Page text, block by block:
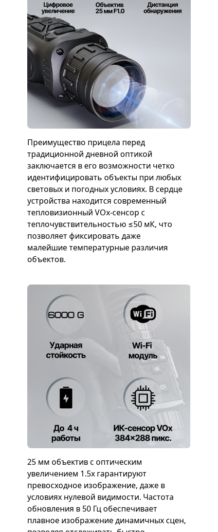
Преимущество прицела перед
традиционной дневной оптикой
заключается в его возможности четко
идентифицировать объекты при любых
световых и погодных условиях. В сердце
устройства находится современный
тепловизионный VOx-сенсор с
теплочувствительностью ≤50 мК, что
позволяет фиксировать даже
малейшие температурные различия
объектов.
25 мм объектив с оптическим
увеличением 1.5x гарантируют
превосходное изображение, даже в
условиях нулевой видимости. Частота
обновления в 50 Гц обеспечивает
плавное изображение динамичных сцен,